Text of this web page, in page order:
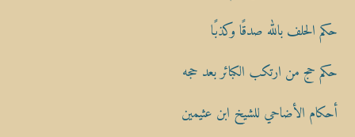
حكم الحلف بالله صدقًا وكذبًا
حكم حج من ارتكب الكبائر بعد حجه
أحكام الأضاحي للشيخ ابن عثيمين